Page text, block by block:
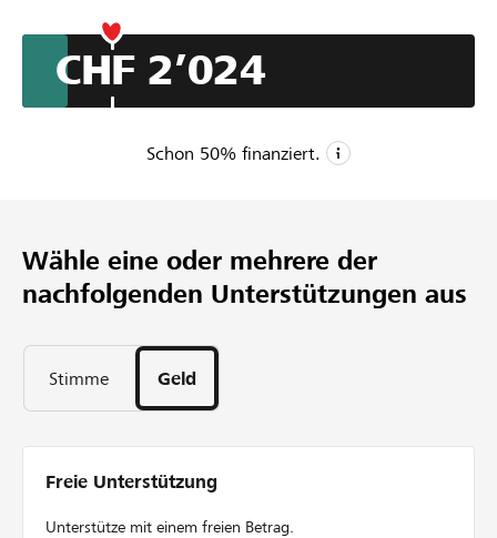
Registrieren
Stellen möglich ist.
Jedes Jahr bleiben tausende wichtige Einsätze ungedeckt.
Besonders betroffen sind Arzttermine, psychologische
Gespräche. Genau dort ist verständliche Kommunikation
CHF 2’024
Schon 50% finanziert.
CHF 20’000
Wunschbetrag
Unterstützungen
51
Tage
Wähle eine oder mehrere der
nachfolgenden Unterstützungen aus
Stimme Geld
Freie Unterstützung
Unterstütze mit einem freien Betrag.